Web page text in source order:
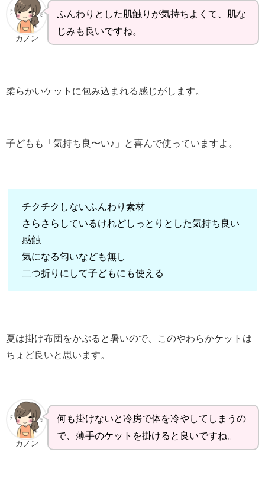
カノン
ふんわりとした肌触りが気持ちよくて、肌な
じみも良いですね。
柔らかいケットに包み込まれる感じがします。
子どもも「気持ち良〜い♪」と喜んで使っていますよ。
チクチクしないふんわり素材
さらさらしているけれどしっとりとした気持ち良い
感触
気になる匂いなども無し
二つ折りにして子どもにも使える
夏は掛け布団をかぶると暑いので、このやわらかケットは
ちょど良いと思います。
カノン
何も掛けないと冷房で体を冷やしてしまうの
で、薄手のケットを掛けると良いですね。